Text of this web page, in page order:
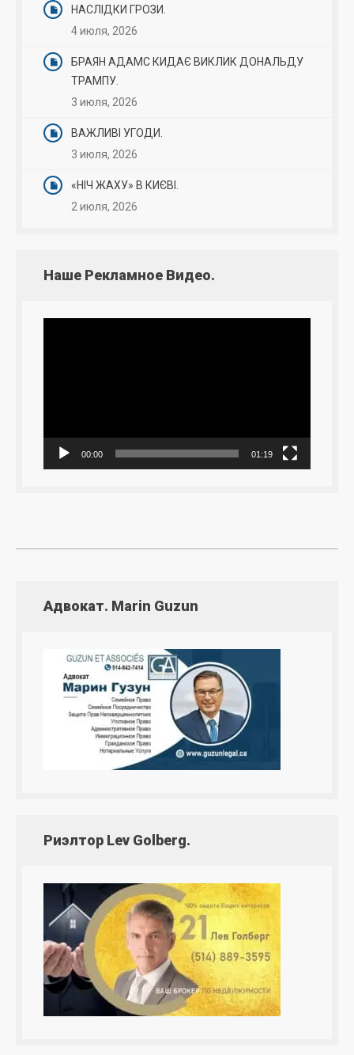
НАСЛІДКИ ГРОЗИ.
4 июля, 2026
БРАЯН АДАМС КИДАЄ ВИКЛИК ДОНАЛЬДУ
ТРАМПУ.
3 июля, 2026
ВАЖЛИВІ УГОДИ.
3 июля, 2026
«НІЧ ЖАХУ» В КИЄВІ.
2 июля, 2026
Наше Рекламное Видео.
00:00 01:19
Адвокат. Marin Guzun
Риэлтор Lev Golberg.